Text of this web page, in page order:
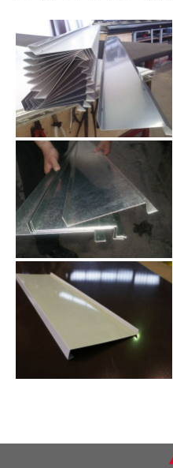
ОБОРУДОВАНИЕ
УСЛУГИ